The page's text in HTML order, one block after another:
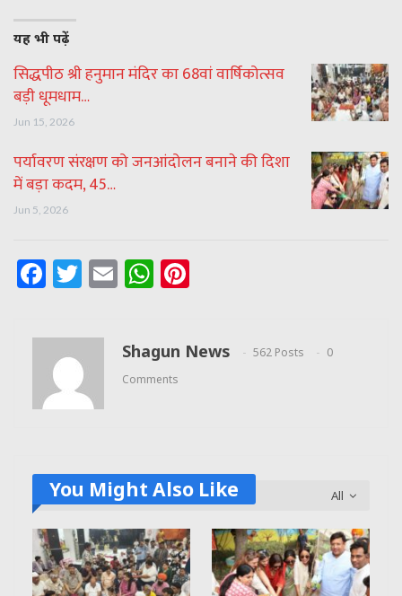
यह भी पढ़ें
सिद्धपीठ श्री हनुमान मंदिर का 68वां वार्षिकोत्सव
बड़ी धूमधाम…
Jun 15, 2026
पर्यावरण संरक्षण को जनआंदोलन बनाने की दिशा
में बड़ा कदम, 45…
Jun 5, 2026
Facebook
Twitter
EmailWhatsApp
Shagun News 562 Posts
0
Comments
All
You Might Also Like